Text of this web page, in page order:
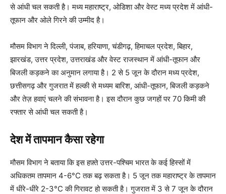
से आंधी चल सकती है। मध्य महाराष्ट्र, ओडिशा और वेस्ट मध्य प्रदेश में आंधी-
तूफान और ओले गिरने की उम्मीद है।
मौसम विभाग ने दिल्ली, पंजाब, हरियाणा, चंडीगढ़, हिमाचल प्रदेश, बिहार,
झारखंड, उत्तर प्रदेश, उत्तराखंड और वेस्ट राजस्थान में आंधी-तूफान और
बिजली कड़कने का अनुमान लगाया है। 2 से 5 जून के दौरान मध्य प्रदेश,
छत्तीसगढ़ और गुजरात में हल्की से मध्यम बारिश, आंधी-तूफान, बिजली कड़कने
और तेज़ हवाएं चलने की संभावना है। इस दौरान कुछ जगहों पर 70 किमी की
रफ्तार से आंधी चल सकती है।
देश में तापमान कैसा रहेगा
मौसम विभाग ने बताया कि इस हफ़्ते उत्तर-पश्चिम भारत के कई हिस्सों में
अधिकतम तापमान 4-6°C तक बढ़ सकता है। 5 जून तक महाराष्ट्र के तापमान
में धीरे-धीरे 2-3°C की गिरावट हो सकती है। गुजरात में 3 से 7 जून के दौरान